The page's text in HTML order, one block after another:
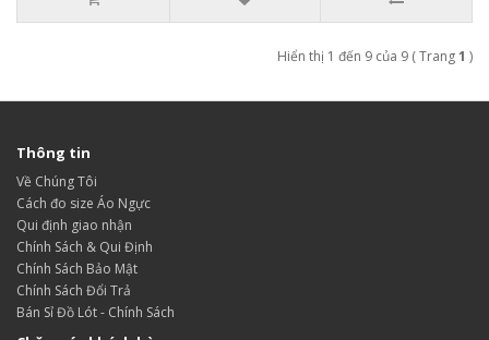
Hiển thị 1 đến 9 của 9 ( Trang1 )
Thông tin
Về Chúng Tôi
Cách đo size Áo Ngực
Qui định giao nhận
Chính Sách & Qui Định
Chính Sách Bảo Mật
Chính Sách Đổi Trả
Bán Sỉ Đồ Lót - Chính Sách